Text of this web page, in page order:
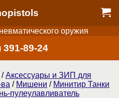
оружия
391-89-24
/Аксессуары и ЗИП для
/ Мишени / Минитир Танки
пулеулавливатель